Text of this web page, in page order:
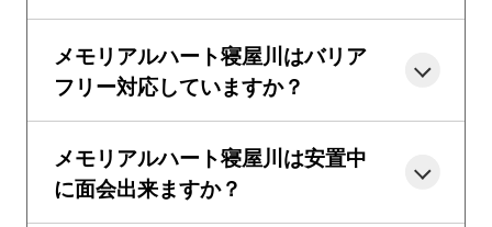
メモリアルハート寝屋川はバリア
フリー対応していますか？
メモリアルハート寝屋川は安置中
に面会出来ますか？